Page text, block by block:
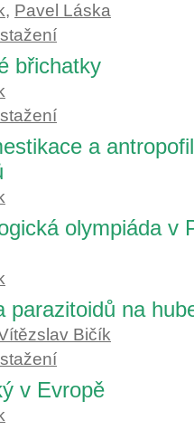
, Pavel Láska
břichatky
a
olympiáda v
parazitoidů na
Bičík
v Evropě